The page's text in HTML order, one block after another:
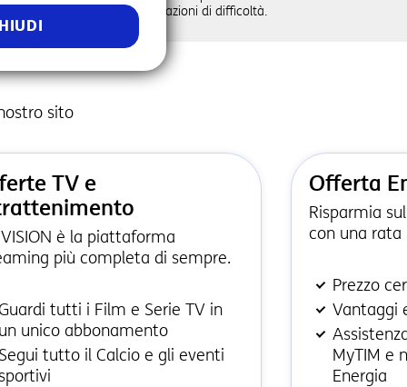
persona nelle diverse situazioni di difficoltà.
sito
TV e
è la piattaforma
più completa di sempre.
tutti i Film e Serie TV in
un unico abbonamento
tutto il Calcio e gli eventi
sportivi
Offerta
Risparmia
con una rata
Prezzo
Vantaggi
MyTIM e
Energia